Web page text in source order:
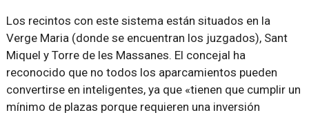
Los recintos con este sistema están situados en la
Verge Maria (donde se encuentran los juzgados), Sant
Miquel y Torre de les Massanes. El concejal ha
reconocido que no todos los aparcamientos pueden
convertirse en inteligentes, ya que «tienen que cumplir un
mínimo de plazas porque requieren una inversión